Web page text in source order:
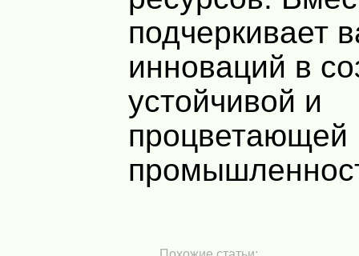
подчеркивает
инноваций в
устойчивой и
процветающей